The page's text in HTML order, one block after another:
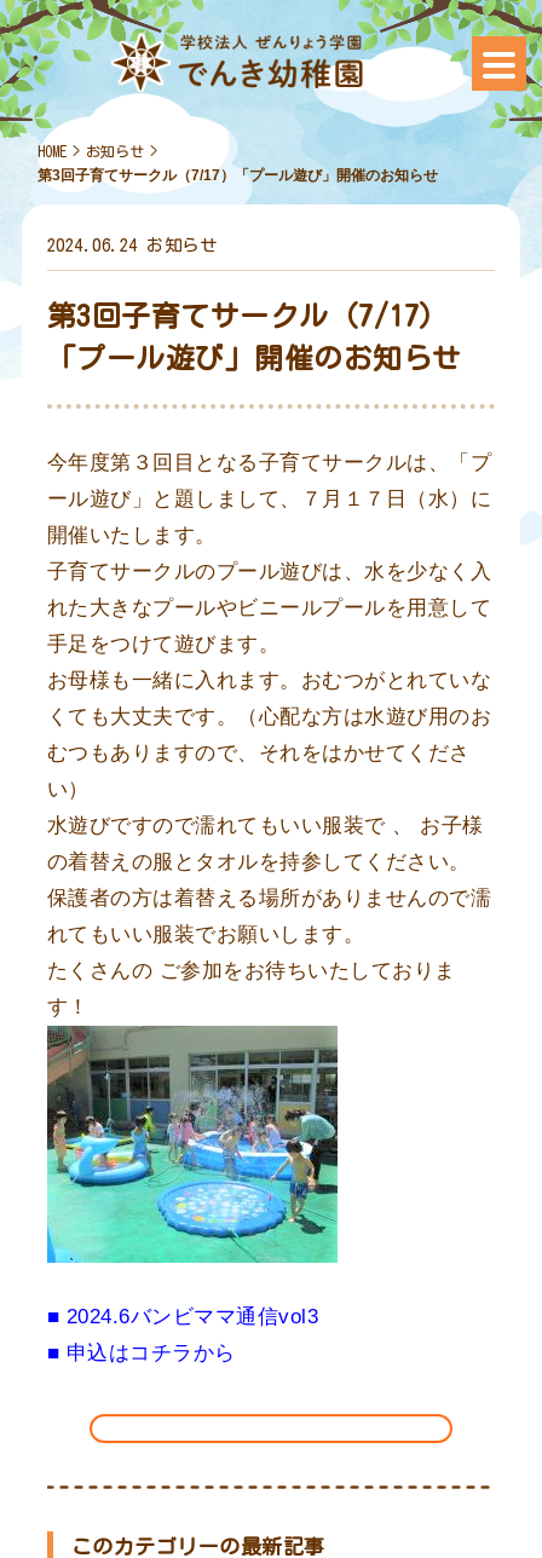
HOME > お知らせ >
第3回子育てサークル（7/17）「プール遊び」開催のお知らせ
2024.06.24 お知らせ
第3回子育てサークル（7/17）
「プール遊び」開催のお知らせ
今年度第３回目となる子育てサークルは、「プ
ール遊び」と題しまして、７月１７日（水）に
開催いたします。
子育てサークルのプール遊びは、水を少なく入
れた大きなプールやビニールプールを用意して
手足をつけて遊びます。
お母様も一緒に入れます。おむつがとれていな
くても大丈夫です。（心配な方は水遊び用のお
むつもありますので、それをはかせてくださ
い）
水遊びですので濡れてもいい服装で 、 お子様
の着替えの服とタオルを持参してください。
保護者の方は着替える場所がありませんので濡
れてもいい服装でお願いします。
たくさんの ご参加をお待ちいたしておりま
す！
■ 2024.6バンビママ通信vol3
■ 申込はコチラ から
このカテゴリーの最新記事